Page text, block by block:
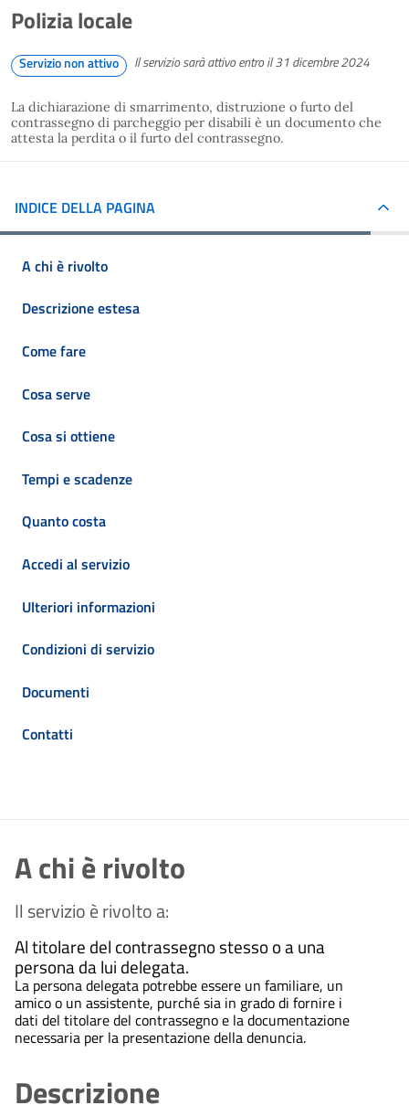
Polizia locale
Servizio non attivo Il servizio sarà attivo entro il 31 dicembre 2024
La dichiarazione di smarrimento, distruzione o furto del
contrassegno di parcheggio per disabili è un documento che
attesta la perdita o il furto del contrassegno.
INDICE DELLA PAGINA
A chi è rivolto
Descrizione estesa
Come fare
Cosa serve
Cosa si ottiene
Tempi e scadenze
Quanto costa
Accedi al servizio
Ulteriori informazioni
Condizioni di servizio
Documenti
Contatti
A chi è rivolto
Il servizio è rivolto a:
Al titolare del contrassegno stesso o a una
persona da lui delegata.
La persona delegata potrebbe essere un familiare, un
amico o un assistente, purché sia in grado di fornire i
dati del titolare del contrassegno e la documentazione
necessaria per la presentazione della denuncia.
Descrizione